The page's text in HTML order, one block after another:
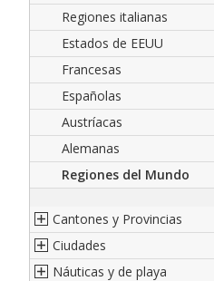
América del Sur
Europa
Africa
Asia
Oceanía
Regiones italianas
Estados de EEUU
Francesas
Españolas
Austríacas
Alemanas
Regiones del Mundo
Cantones y Provincias
Cantones suizos
Provincias italianas
Ciudades
Ciudades italianas
Náuticas y de playa